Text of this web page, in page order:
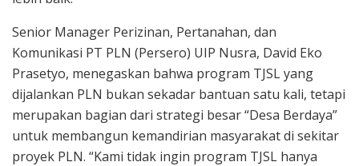
Senior Manager Perizinan, Pertanahan, dan
Komunikasi PT PLN (Persero) UIP Nusra, David Eko
Prasetyo, menegaskan bahwa program TJSL yang
dijalankan PLN bukan sekadar bantuan satu kali, tetapi
merupakan bagian dari strategi besar “Desa Berdaya”
untuk membangun kemandirian masyarakat di sekitar
proyek PLN. “Kami tidak ingin program TJSL hanya